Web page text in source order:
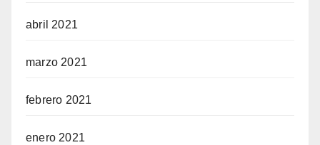
abril 2021
marzo 2021
febrero 2021
enero 2021